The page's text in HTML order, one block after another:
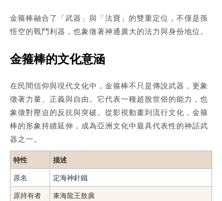
金箍棒融合了「武器」與「法寶」的雙重定位，不僅是孫
悟空的戰鬥利器，也象徵著神通廣大的法力與身份地位。
金箍棒的文化意涵
在民間信仰與現代文化中，金箍棒不只是傳說武器，更象
徵著力量、正義與自由。它代表一種超脫世俗的能力，也
象徵對壓迫的反抗與突破。從影視動畫到流行文化，金箍
棒的形象持續延伸，成為亞洲文化中最具代表性的神話武
器之一。
特性
描述
原名
定海神針鐵
原持有者
東海龍王敖廣